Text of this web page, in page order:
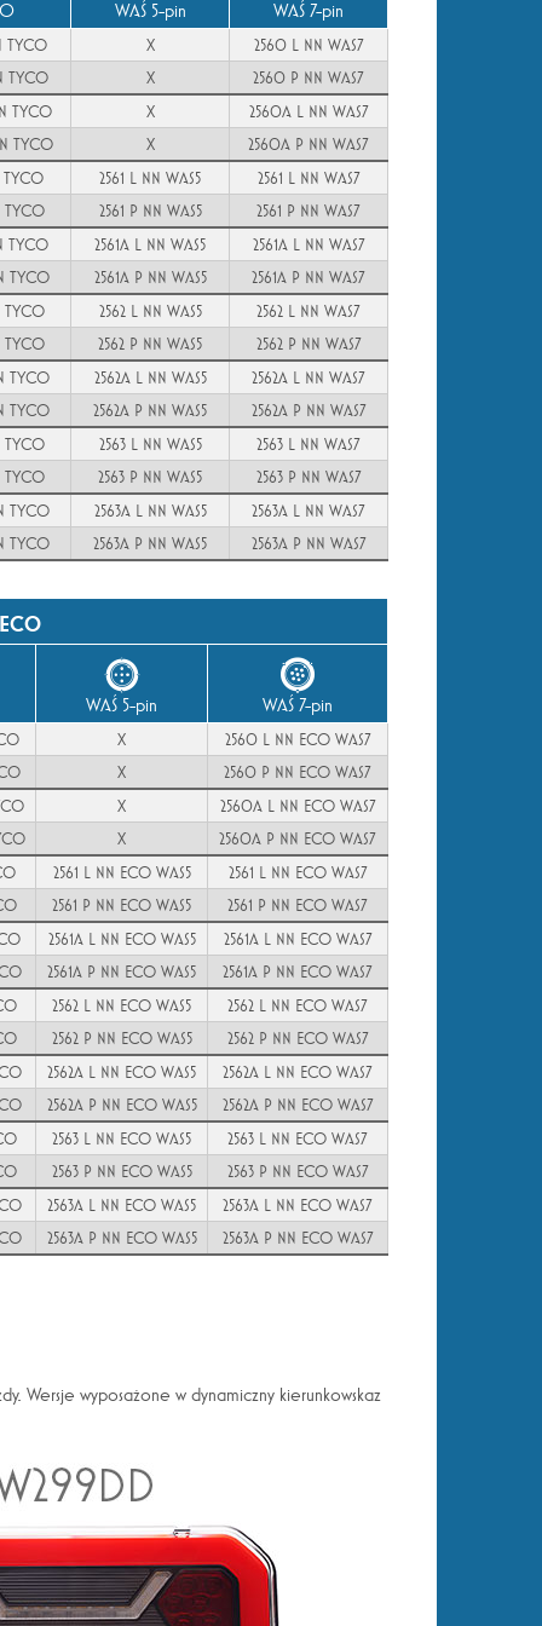
WAŚ 5-pin WAŚ 7-pin
TYCO X
2560 L NN WAS7
TYCO
X
2560 P NN WAS7
TYCO
X
2560A L NN WAS7
TYCO
X
2560A P NN WAS7
TYCO
2561 L NN WAS5
2561 L NN WAS7
TYCO
2561 P NN WAS5
2561 P NN WAS7
TYCO
2561A L NN WAS5
2561A L NN WAS7
TYCO
2561A P NN WAS5
2561A P NN WAS7
TYCO
2562 L NN WAS5
2562 L NN WAS7
TYCO
2562 P NN WAS5
2562 P NN WAS7
TYCO
2562A L NN WAS5
2562A L NN WAS7
TYCO
2562A P NN WAS5
2562A P NN WAS7
TYCO
2563 L NN WAS5
2563 L NN WAS7
TYCO
2563 P NN WAS5
2563 P NN WAS7
TYCO
2563A L NN WAS5
2563A L NN WAS7
TYCO
2563A P NN WAS5 2563A P NN WAS7
WAŚ 5-pin WAŚ 7-pin
X
2560 L NN ECO WAS7
X
2560 P NN ECO WAS7
X
2560A L NN ECO WAS7
X
2560A P NN ECO WAS7
2561 L NN ECO WAS5
2561 L NN ECO WAS7
2561 P NN ECO WAS5
2561 P NN ECO WAS7
2561A L NN ECO WAS5
2561A L NN ECO WAS7
2561A P NN ECO WAS5
2561A P NN ECO WAS7
2562 L NN ECO WAS5
2562 L NN ECO WAS7
2562 P NN ECO WAS5
2562 P NN ECO WAS7
2562A L NN ECO WAS5
2562A L NN ECO WAS7
2562A P NN ECO WAS5
2562A P NN ECO WAS7
2563 L NN ECO WAS5
2563 L NN ECO WAS7
2563 P NN ECO WAS5
2563 P NN ECO WAS7
2563A L NN ECO WAS5
2563A L NN ECO WAS7
2563A P NN ECO WAS5 2563A P NN ECO WAS7
Wersje wyposażone w dynamiczny kierunkowskaz